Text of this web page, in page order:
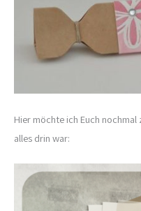
Hier möchte ich Euch nochmal
alles drin war: